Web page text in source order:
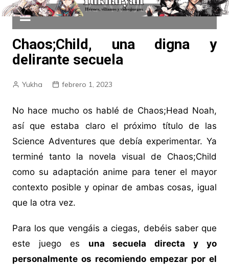
Chaos;Child, una digna y
delirante secuela
Yukha febrero 1, 2023
No hace mucho os hablé de Chaos;Head Noah,
así que estaba claro el próximo título de las
Science Adventures que debía experimentar. Ya
terminé tanto la novela visual de Chaos;Child
como su adaptación anime para tener el mayor
contexto posible y opinar de ambas cosas, igual
que la otra vez.
Para los que vengáis a ciegas, debéis saber que
este juego es una secuela directa y yo
personalmente os recomiendo empezar por el